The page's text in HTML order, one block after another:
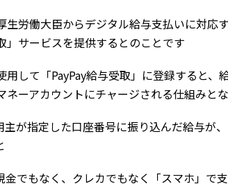
生労働大臣からデジタル給与支払いに対
」サービスを提供するとのことです
用して「PayPay給与受取」に登録すると
ネーアカウントにチャージされる仕組みと
主が指定した口座番号に振り込んだ給与が
金でもなく、クレカでもなく「スマホ」で